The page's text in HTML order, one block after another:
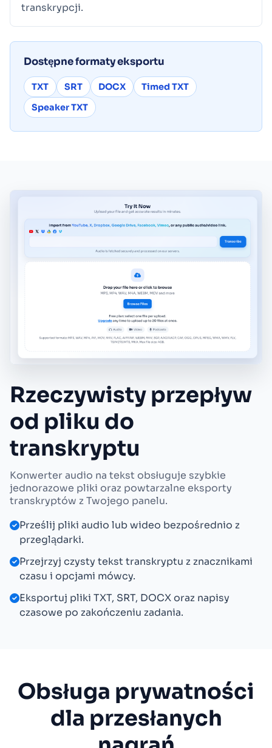
transkrypcji.
Dostępne formaty eksportu
TXT SRT DOCX
Timed TXT
Speaker TXT
Rzeczywisty przepływ
od pliku do
transkryptu
Konwerter audio na tekst obsługuje szybkie
jednorazowe pliki oraz powtarzalne eksporty
transkryptów z Twojego panelu.
Prześlij pliki audio lub wideo bezpośrednio z
przeglądarki.
Przejrzyj czysty tekst transkryptu z znacznikami
czasu i opcjami mówcy.
Eksportuj pliki TXT, SRT, DOCX oraz napisy
czasowe po zakończeniu zadania.
Obsługa prywatności
dla przesłanych